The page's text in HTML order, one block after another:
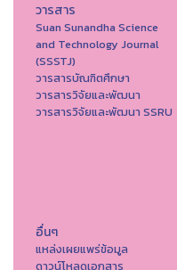
วารสาร
Suan Sunandha Science
and Technology Journal
(SSSTJ)
วารสารบัณฑิตศึกษา
วารสารวิจัยและพัฒนา
วารสารวิจัยและพัฒนา SSRU
อื่นๆ
แหล่งเผยแพร่ข้อมูล
ดาวน์โหลดเอกสาร